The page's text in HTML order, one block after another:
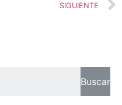
SIGUIENTE
Buscar